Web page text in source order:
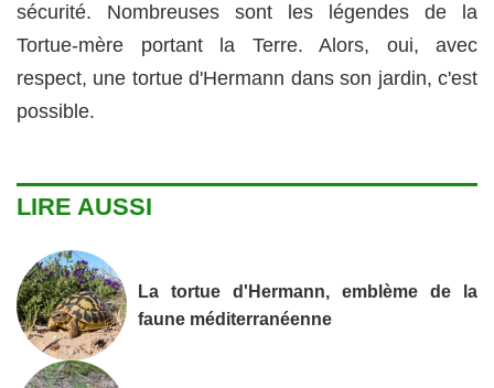
sécurité. Nombreuses sont les légendes de la
Tortue-mère portant la Terre. Alors, oui, avec
respect, une tortue d'Hermann dans son jardin, c'est
possible.
LIRE AUSSI
La tortue d'Hermann, emblème de la
faune méditerranéenne